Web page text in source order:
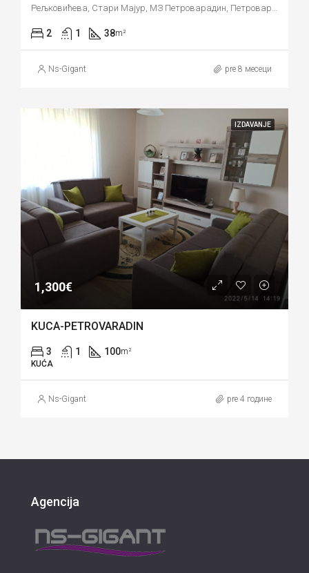
Рељковићева, Стари Мајур, МЗ Петроварадин, Петроварадин, Град Нови Сад, Јужнобачки управни округ, Војводина, 21132, Србија
2 1 38m²
Ns-Gigant pre 8 месеци
IZDAVANJE
1,300€
KUCA-PETROVARADIN
3 1 100m²
KUĆA
Ns-Gigant pre 4 године
Agencija